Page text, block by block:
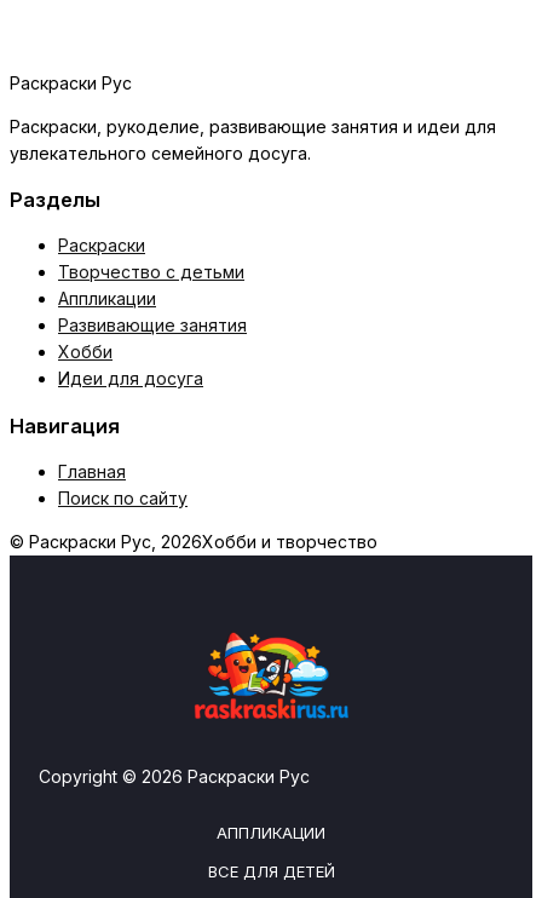
Раскраски Рус
Раскраски, рукоделие, развивающие занятия и идеи для
увлекательного семейного досуга.
Разделы
Раскраски
Творчество с детьми
Аппликации
Развивающие занятия
Хобби
Идеи для досуга
Навигация
Главная
Поиск по сайту
© Раскраски Рус, 2026Хобби и творчество
Copyright © 2026 Раскраски Рус
АППЛИКАЦИИ
ВСЕ ДЛЯ ДЕТЕЙ